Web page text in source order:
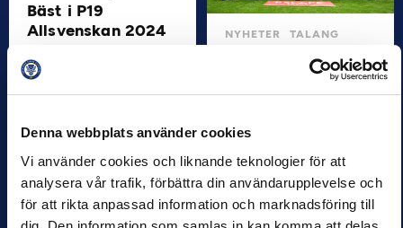
Denna webbplats använder cookies
Vi använder cookies och liknande teknologier för att
analysera vår trafik, förbättra din användarupplevelse och
för att rikta anpassad information och marknadsföring till
Bäst i P19
Allsvenskan 2024
Årets bästa spelare i P19
Allsvenskan är utsedda.
delta fick under
onsdagskvällen mottaga
sina…
NYHETER TALANG
Brommapojkarnas
P17-lag
Mästare
10 NOV 2024 21:04
Svenska och
skandinaviska mästare
inom loppet av en vecka.